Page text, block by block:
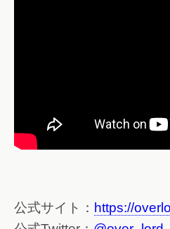
公式サイト： https://